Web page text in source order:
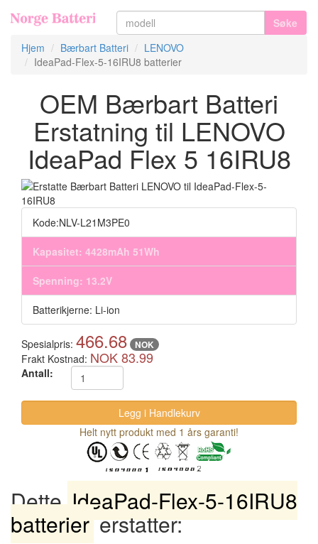
Søke
Hjem
Bærbart Batteri
LENOVO
IdeaPad-Flex-5-16IRU8 batterier
OEM Bærbart Batteri
Erstatning til LENOVO
IdeaPad Flex 5 16IRU8
Kode:NLV-L21M3PE0
Kapasitet: 4428mAh 51Wh
Spenning: 13.2V
Batterikjerne: Li-ion
Spesialpris: 466.68 NOK
Frakt Kostnad: NOK 83.99
Antall:
Helt nytt produkt med 1 års garanti!
Dette IdeaPad-Flex-5-16IRU8
batteriererstatter: